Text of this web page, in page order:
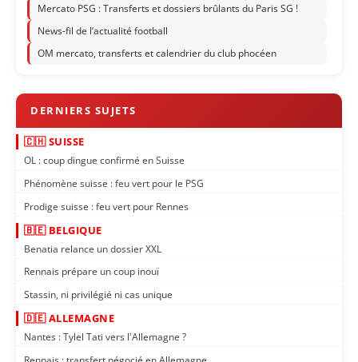
Mercato PSG : Transferts et dossiers brûlants du Paris SG !
News-fil de l’actualité football
OM mercato, transferts et calendrier du club phocéen
🇨🇭 SUISSE
OL : coup dingue confirmé en Suisse
Phénomène suisse : feu vert pour le PSG
Prodige suisse : feu vert pour Rennes
🇧🇪 BELGIQUE
Benatia relance un dossier XXL
Rennais prépare un coup inouï
Stassin, ni privilégié ni cas unique
🇩🇪 ALLEMAGNE
Nantes : Tylel Tati vers l'Allemagne ?